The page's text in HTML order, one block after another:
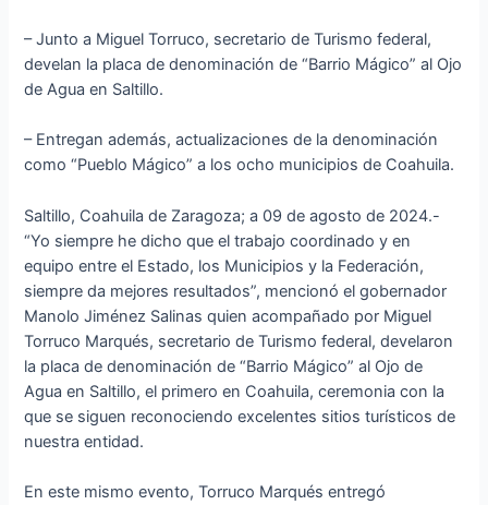
– Junto a Miguel Torruco, secretario de Turismo federal,
develan la placa de denominación de “Barrio Mágico” al Ojo
de Agua en Saltillo.
– Entregan además, actualizaciones de la denominación
como “Pueblo Mágico” a los ocho municipios de Coahuila.
Saltillo, Coahuila de Zaragoza; a 09 de agosto de 2024.-
“Yo siempre he dicho que el trabajo coordinado y en
equipo entre el Estado, los Municipios y la Federación,
siempre da mejores resultados”, mencionó el gobernador
Manolo Jiménez Salinas quien acompañado por Miguel
Torruco Marqués, secretario de Turismo federal, develaron
la placa de denominación de “Barrio Mágico” al Ojo de
Agua en Saltillo, el primero en Coahuila, ceremonia con la
que se siguen reconociendo excelentes sitios turísticos de
nuestra entidad.
En este mismo evento, Torruco Marqués entregó